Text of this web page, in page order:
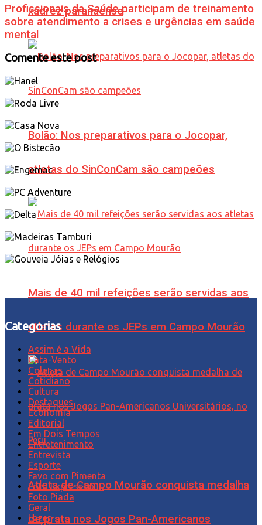
xadrez paranaense
Bolão: Nos preparativos para o Jocopar,
atletas do SinConCam são campeões
Mais de 40 mil refeições serão servidas aos
atletas durante os JEPs em Campo Mourão
Atleta de Campo Mourão conquista medalha
de prata nos Jogos Pan-Americanos
Profissionais da Saúde participam de treinamento
sobre atendimento a crises e urgências em saúde
mental
Comente este post
Categorias
Assim é a Vida
Cata-Vento
Colunas
Cotidiano
Cultura
Destaques
Economia
Editorial
Em Dois Tempos
Entretenimento
Entrevista
Esporte
Favo com Pimenta
Foto Expressão…
Foto Piada
Geral
Lazer